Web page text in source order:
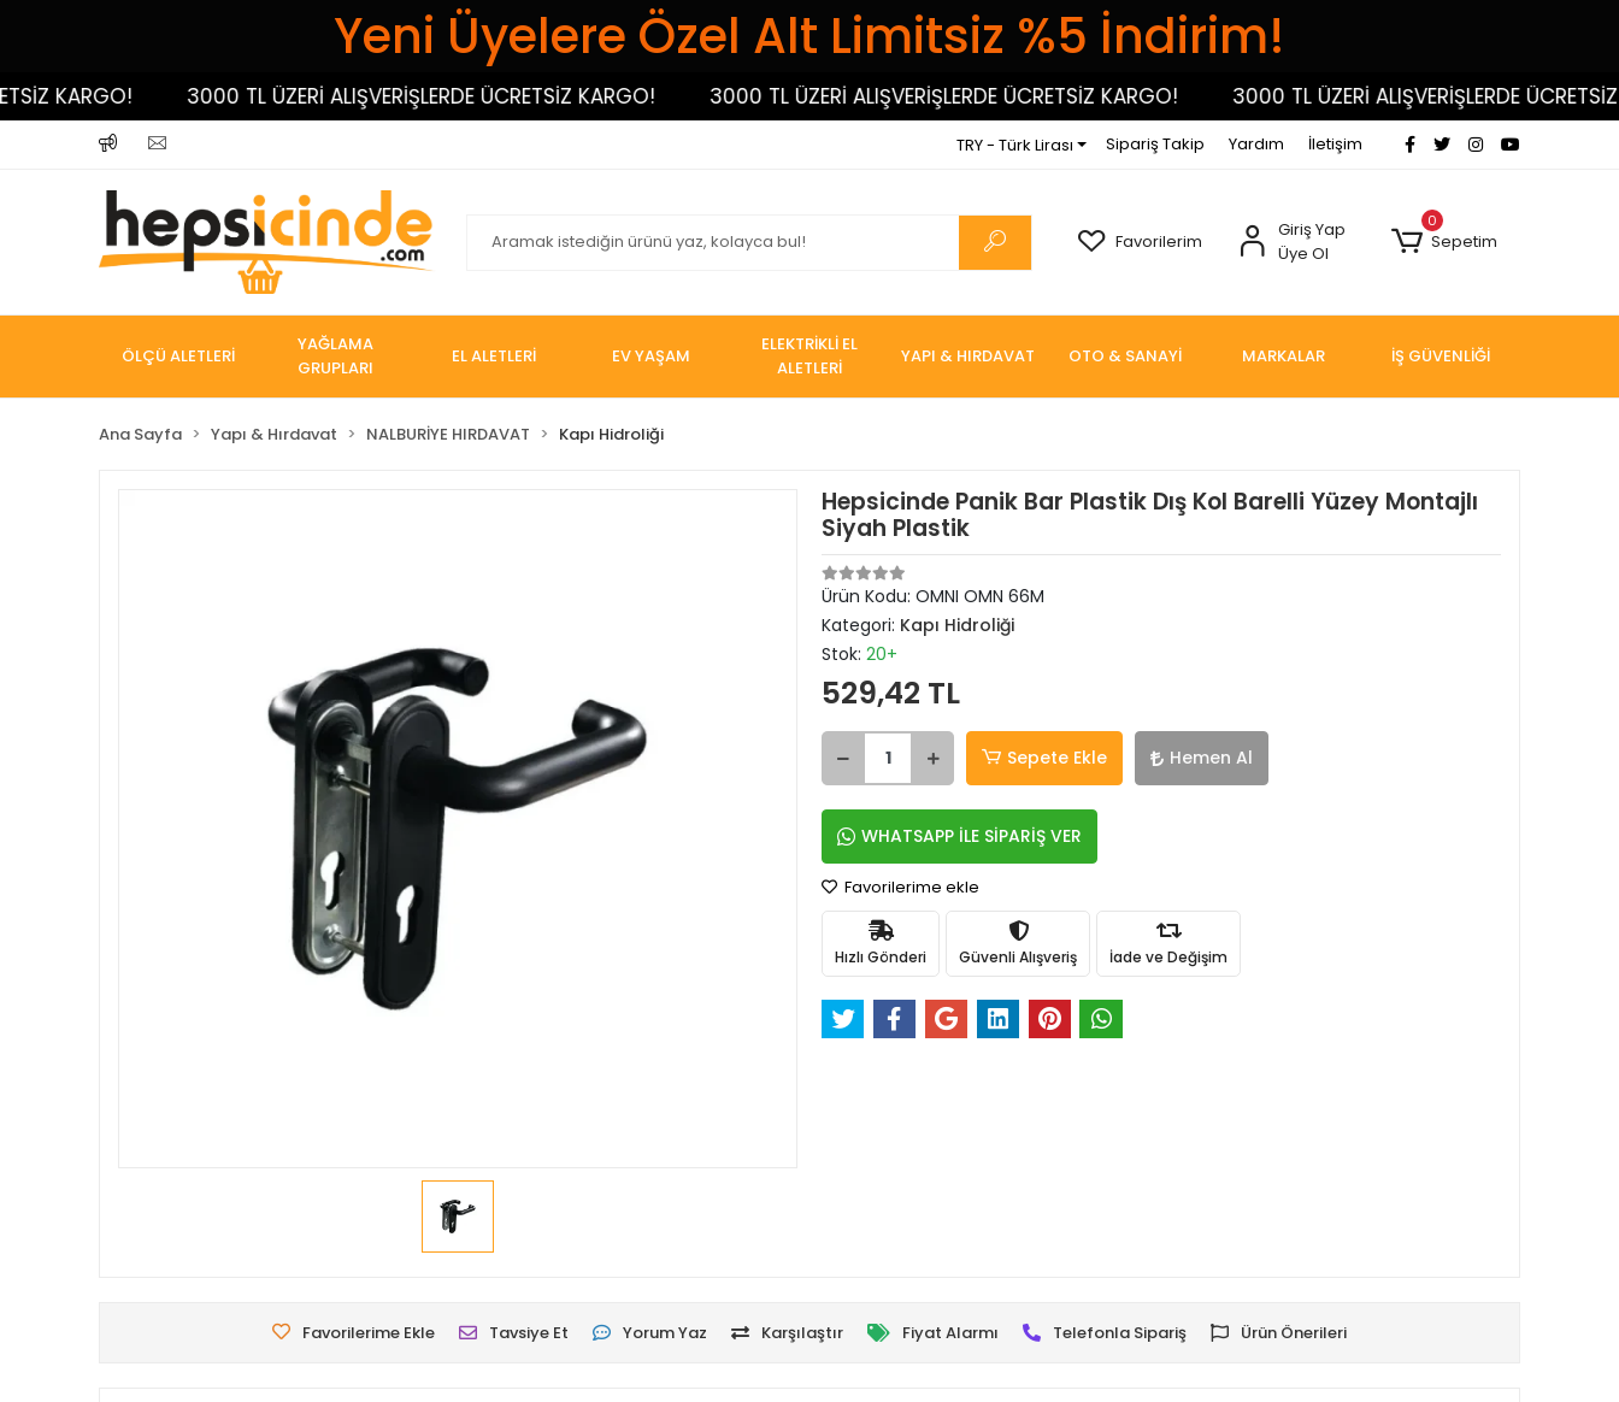
Yeni Üyelere Özel Alt Limitsiz %5 İndirim!
KARGO! 3000 TL ÜZERİ ALIŞVERİŞLERDE ÜCRETSİZ KARGO! 3000 TL ÜZERİ ALIŞVERİŞLERDE ÜCRETSİZ KARGO! 3000 TL ÜZERİ ALIŞVERİŞLERDE ÜCRETSİZ
TRY - Türk Lirası Sipariş Takip Yardım İletişim
Favorilerim
Giriş Yap
Üye Ol
0
Sepetim
ÖLÇÜ ALETLERİ
YAĞLAMA
GRUPLARI
EL ALETLERİ EV YAŞAM
ELEKTRİKLİ EL
ALETLERİ
YAPI & HIRDAVAT OTO & SANAYİ MARKALAR İŞ GÜVENLİĞİ
Ana Sayfa Yapı & Hırdavat NALBURİYE HIRDAVAT Kapı Hidroliği
Hepsicinde Panik Bar Plastik Dış Kol Barelli Yüzey Montajlı
Siyah Plastik
Ürün Kodu: OMNI OMN 66M
Kategori: Kapı Hidroliği
Stok: 20+
529,42 TL
Sepete Ekle Hemen Al
WHATSAPP İLE SİPARİŞ VER
Favorilerime ekle
Hızlı Gönderi Güvenli Alışveriş İade ve Değişim
Favorilerime Ekle Tavsiye Et Yorum Yaz Karşılaştır Fiyat Alarmı Telefonla Sipariş Ürün Önerileri